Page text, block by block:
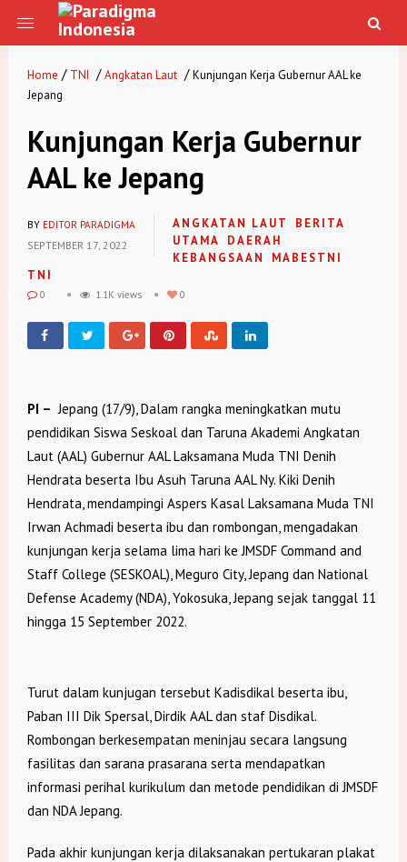
Home / TNI / Angkatan Laut / Kunjungan Kerja Gubernur AAL ke
Jepang
Kunjungan Kerja Gubernur
AAL ke Jepang
BY EDITOR PARADIGMA
SEPTEMBER 17, 2022
ANGKATAN LAUT
BERITA
UTAMA
DAERAH
KEBANGSAAN
MABESTNI
TNI
0 1.1K views 0
PI – Jepang (17/9), Dalam rangka meningkatkan mutu
pendidikan Siswa Seskoal dan Taruna Akademi Angkatan
Laut (AAL) Gubernur AAL Laksamana Muda TNI Denih
Hendrata beserta Ibu Asuh Taruna AAL Ny. Kiki Denih
Hendrata, mendampingi Aspers Kasal Laksamana Muda TNI
Irwan Achmadi beserta ibu dan rombongan, mengadakan
kunjungan kerja selama lima hari ke JMSDF Command and
Staff College (SESKOAL), Meguro City, Jepang dan National
Defense Academy (NDA), Yokosuka, Jepang sejak tanggal 11
hingga 15 September 2022.
Turut dalam kunjugan tersebut Kadisdikal beserta ibu,
Paban III Dik Spersal, Dirdik AAL dan staf Disdikal.
Rombongan berkesempatan meninjau secara langsung
fasilitas dan sarana prasarana serta mendapatkan
informasi perihal kurikulum dan metode pendidikan di JMSDF
dan NDA Jepang.
Pada akhir kunjungan kerja dilaksanakan pertukaran plakat